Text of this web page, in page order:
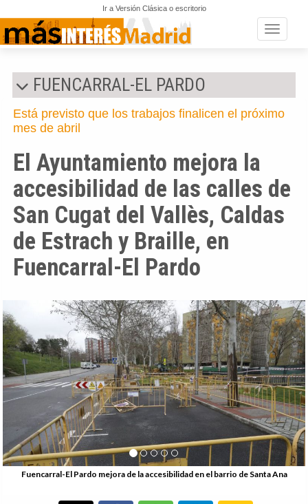
Ir a Versión Clásica o escritorio
Toggle
FUENCARRAL-EL PARDO
Está previsto que los trabajos finalicen el próximo
mes de abril
El Ayuntamiento mejora la
accesibilidad de las calles de
San Cugat del Vallès, Caldas
de Estrach y Braille, en
Fuencarral-El Pardo
Fuencarral-El Pardo mejora de la accesibilidad en el barrio de Santa Ana
Anterior